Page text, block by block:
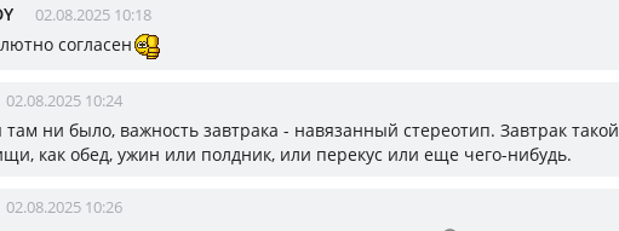
02.08.2025 10:18
согласен
02.08.2025 10:24
там ни было, важность завтрака - навязанный стереотип. Завтрак такой
как обед, ужин или полдник, или перекус или еще чего-нибудь.
02.08.2025 10:26